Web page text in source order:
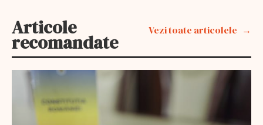
Articole
recomandate
Vezi toate articolele